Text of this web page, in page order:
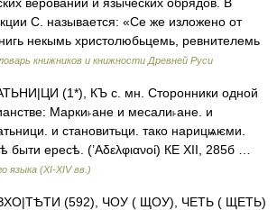
С. называется: «Се же изложено от
некымь христолюбьцемь, ревнителемь
книжников и книжности Древней Руси
(1*), КЪ с. мн. Сторонники одной
Марки˫ане и месали˫ане. и
и становитьци. тако нарицѩѥми.
быти ересѣ. (’Αδελφιανοί) КЕ XII, 285б …
языка (XI-XIV вв.)
(592), ЧОУ ( ЩОУ), ЧЕТЬ ( ЩЕТЬ)